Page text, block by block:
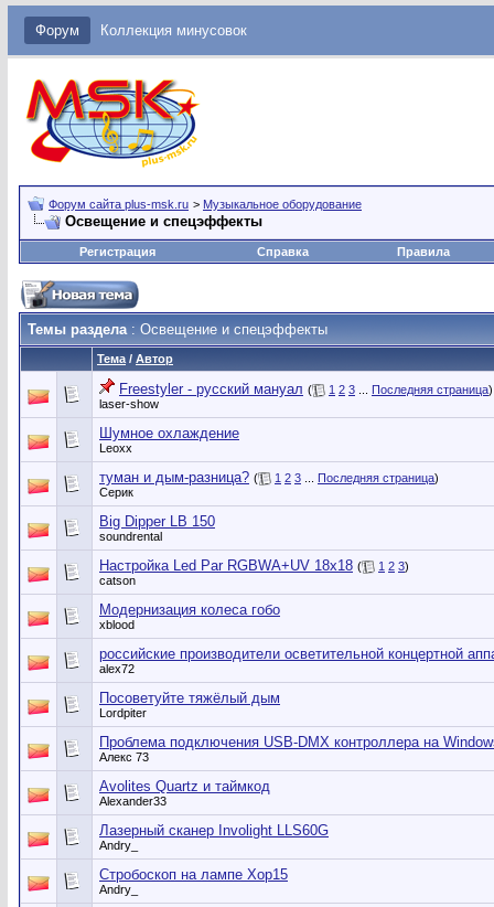
Форум Коллекция минусовок
Форум сайта plus-msk.ru > Музыкальное оборудование
Освещение и спецэффекты
Регистрация Справка Правила
Темы раздела: Освещение и спецэффекты
Тема / Автор
Freestyler - русский мануал ( 1 2 3 Последняя страница)
laser-show
Шумное охлаждение
Leoxx
туман и дым-разница? ( 1 2 3 Последняя страница)
Серик
Big Dipper LB 150
soundrental
Настройка Led Par RGBWA+UV 18x18 ( 1 2 3)
catson
Модернизация колеса гобо
xblood
российские производители осветительной концертной
alex72
Посоветуйте тяжёлый дым
Lordpiter
Проблема подключения USB-DMX контроллера на
Алекс 73
Avolites Quartz и таймкод
Alexander33
Лазерный сканер Involight LLS60G
Andry_
Стробоскоп на лампе Xop15
Andry_